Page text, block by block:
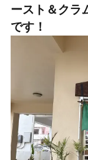
ースト＆クラ
です！